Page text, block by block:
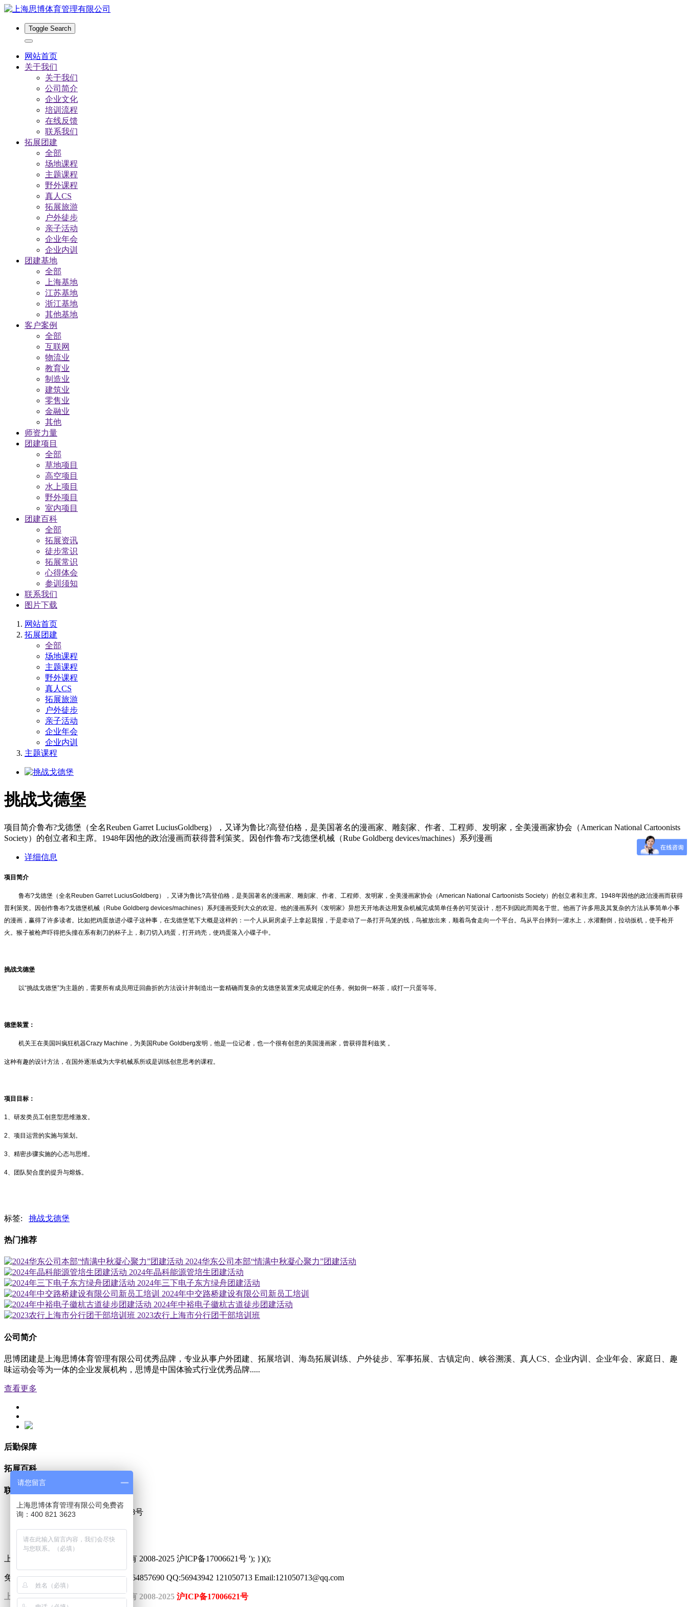
Toggle Search
网站首页
关于我们
关于我们
公司简介
企业文化
培训流程
在线反馈
联系我们
拓展团建
全部
场地课程
主题课程
野外课程
真人CS
拓展旅游
户外徒步
亲子活动
企业年会
企业内训
团建基地
全部
上海基地
江苏基地
浙江基地
其他基地
客户案例
全部
互联网
物流业
教育业
制造业
建筑业
零售业
金融业
其他
师资力量
团建项目
全部
草地项目
高空项目
水上项目
野外项目
室内项目
团建百科
全部
拓展资讯
徒步常识
拓展常识
心得体会
参训须知
联系我们
图片下载
网站首页
拓展团建
全部
场地课程
主题课程
野外课程
真人CS
拓展旅游
户外徒步
亲子活动
企业年会
企业内训
主题课程
挑战戈德堡
项目简介鲁布?戈德堡（全名Reuben Garret LuciusGoldberg），又译为鲁比?高登伯格，是美国著名的漫画家、雕刻家、作者、工程师、发明家，全美漫画家协会（American National Cartoonists
Society）的创立者和主席。1948年因他的政治漫画而获得普利策奖。因创作鲁布?戈德堡机械（Rube Goldberg devices/machines）系列漫画
详细信息
项目简介
鲁布?戈德堡（全名Reuben Garret LuciusGoldberg），又译为鲁比?高登伯格，是美国著名的漫画家、雕刻家、作者、工程师、发明家，全美漫画家协会（American National Cartoonists Society）的创立者和主席。1948年因他的政治漫画而获得
普利策奖。因创作鲁布?戈德堡机械（Rube Goldberg devices/machines）系列漫画受到大众的欢迎。他的漫画系列《发明家》异想天开地表达用复杂机械完成简单任务的可笑设计，想不到因此而闻名于世。他画了许多用及其复杂的方法从事简单小事
的漫画，赢得了许多读者。比如把鸡蛋放进小碟子这种事，在戈德堡笔下大概是这样的：一个人从厨房桌子上拿起晨报，于是牵动了一条打开鸟笼的线，鸟被放出来，顺着鸟食走向一个平台。鸟从平台摔到一灌水上，水灌翻倒，拉动扳机，使手枪开
火。猴子被枪声吓得把头撞在系有剃刀的杯子上，剃刀切入鸡蛋，打开鸡壳，使鸡蛋落入小碟子中。
挑战戈德堡
以“挑战戈德堡”为主题的，需要所有成员用迂回曲折的方法设计并制造出一套精确而复杂的戈德堡装置来完成规定的任务。例如倒一杯茶，或打一只蛋等等。
德堡装置：
机关王在美国叫疯狂机器Crazy Machine，为美国Rube Goldberg发明，他是一位记者，也一个很有创意的美国漫画家，曾获得普利兹奖 。
这种有趣的设计方法，在国外逐渐成为大学机械系所或是训练创意思考的课程。
项目目标：
1、研发类员工创意型思维激发。
2、项目运营的实施与策划。
3、精密步骤实施的心态与思维。
4、团队契合度的提升与熔炼。
标签: 挑战戈德堡
热门推荐
2024华东公司本部“情满中秋凝心聚力”团建活动
2024年晶科能源管培生团建活动
2024年三下电子东方绿舟团建活动
2024年中交路桥建设有限公司新员工培训
2024年中裕电子徽杭古道徒步团建活动
2023农行上海市分行团干部培训班
公司简介
思博团建是上海思博体育管理有限公司优秀品牌，专业从事户外团建、拓展培训、海岛拓展训练、户外徒步、军事拓展、古镇定向、峡谷溯溪、真人CS、企业内训、企业年会、家庭日、趣
味运动会等为一体的企业发展机构，思博是中国体验式行业优秀品牌.....
查看更多
后勤保障
拓展百科
联系我们
上海市松江区九新公路341弄28号
121050713@qq.com
http://www.sbooo.com
上海思博体育管理有限公司 版权所有 2008-2025 沪ICP备17006621号 '); })();
免费热线：13816345494 座机：021-64857690 QQ:56943942 121050713 Email:121050713@qq.com
上海思博体育管理有限公司 版权所有 2008-2025 沪ICP备17006621号
请您留言
上海思博体育管理有限公司免费咨
询：400 821 3623